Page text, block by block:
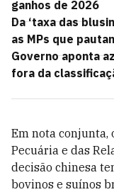
ganhos de 2026
Da ‘taxa das
as MPs que
Governo aponta
fora da
Em nota
Pecuária e das
decisão chinesa
bovinos e suínos